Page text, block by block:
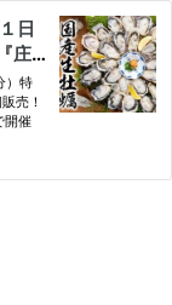
日
庄
）特
売！
開催